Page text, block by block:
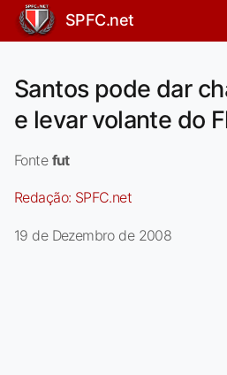
SPFC.net
Santos pode dar
e levar volante do
Fonte fut
Redação: SPFC.net
19 de Dezembro de 2008